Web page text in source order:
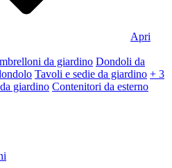
Apri
da giardino Dondoli da
Tavoli e sedie da giardino + 3
giardino Contenitori da esterno